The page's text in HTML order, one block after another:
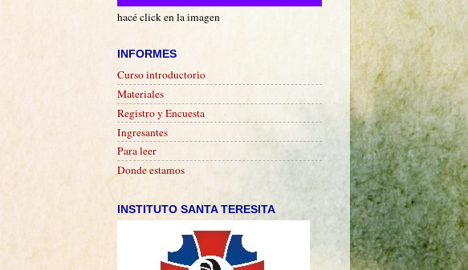
hacé click en la imagen
INFORMES
Curso introductorio
Materiales
Registro y Encuesta
Ingresantes
Para leer
Donde estamos
INSTITUTO SANTA TERESITA